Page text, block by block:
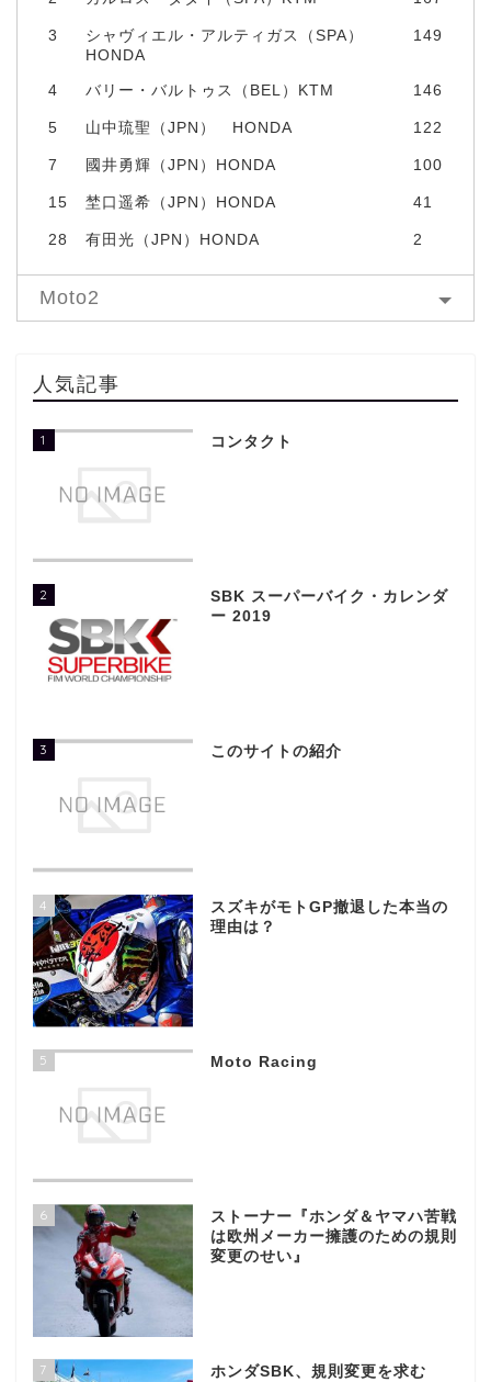
3
シャヴィエル・アルティガス（SPA）
HONDA
149
4 バリー・バルトゥス（BEL）KTM 146
5 山中琉聖（JPN） HONDA 122
7 國井勇輝（JPN）HONDA 100
15 埜口遥希（JPN）HONDA 41
28 有田光（JPN）HONDA 2
Moto2
人気記事
1 コンタクト
2
SBK スーパーバイク・カレンダ
ー 2019
3 このサイトの紹介
4
スズキがモトGP撤退した本当の
理由は？
5 Moto Racing
6
ストーナー『ホンダ＆ヤマハ苦戦
は欧州メーカー擁護のための規則
変更のせい』
7
ホンダSBK、規則変更を求む